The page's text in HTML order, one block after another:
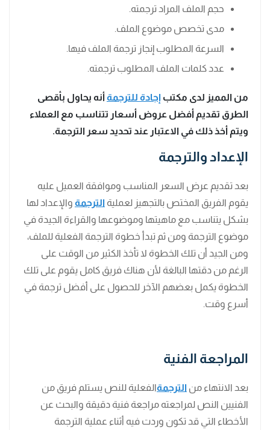
حجم الملف المراد ترجمته.
مدى تخصص موضوع الملف.
السرعة المطلوب إنجاز ترجمة الملف فيها.
عدد كلمات الملف المطلوب ترجمته.
من المميز لدى مكتب إجادة للترجمة أنه يحاول بأقصى
الطرق تقديم أفضل عروض أسعار تتناسب مع العملاء
ويتم أخذ ذلك في الاعتبار عند تحديد سعر الترجمة.
الإعداد والترجمة
بعد تقديم عرض السعر المناسب وموافقة العميل عليه
يقوم الفريق المختص بالتجهيز لعملية الترجمة والإعداد لها
بشكل يتناسب مع ماهيتها وموضوعها والقراءة الجيدة في
موضوع الترجمة ومن ثم تبدأ خطوة الترجمة الفعلية للملف،
ومن الجيد أن تلك الخطوة لا تأخذ الكثير من الوقت على
الرغم من دقتها البالغة لأن هناك فريق كامل يقوم على تلك
الخطوة يكمل بعضهم الآخر للحصول على أفضل ترجمة في
أسرع وقت.
المراجعة الفنية
بعد الانتهاء من الترجمةالفعلية للنص يستلم فريق من
الفنيين النص لمراجعته مراجعة فنية دقيقة والبحث عن
الأخطاء التي قد تكون وردت فيه أثناء عملية الترجمة